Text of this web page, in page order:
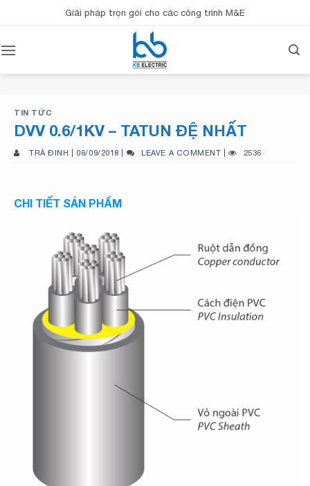
qua
dung
Giải pháp trọn gói cho các công trình M&E
TIN TỨC
DVV 0.6/1KV – TATUN ĐỆ NHẤT
TRÀ ĐINH | 06/09/2018 | LEAVE A COMMENT | 2536
CHI TIẾT SẢN PHẨM